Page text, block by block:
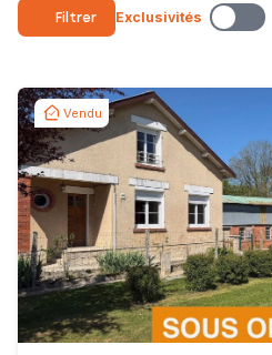
Filtrer Exclusivités
Vendu